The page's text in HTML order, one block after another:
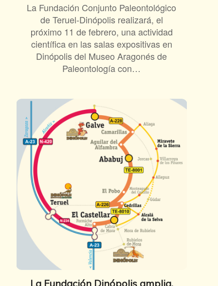
La Fundación Conjunto Paleontológico
de Teruel-Dinópolis realizará, el
próximo 11 de febrero, una actividad
científica en las salas expositivas en
Dinópolis del Museo Aragonés de
Paleontología con…
La Fundación Dinópolis amplia,